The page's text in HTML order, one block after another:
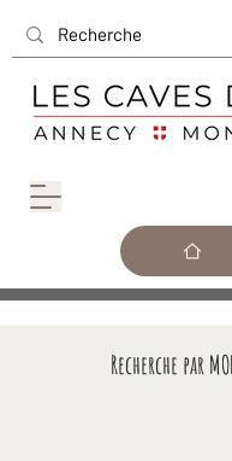
Recherche par